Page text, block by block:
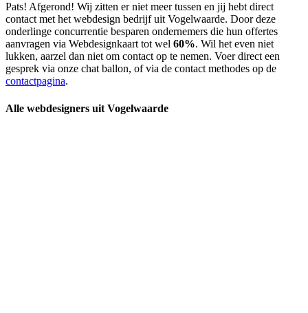
Pats! Afgerond! Wij zitten er niet meer tussen en jij hebt direct
contact met het webdesign bedrijf uit Vogelwaarde. Door deze
onderlinge concurrentie besparen ondernemers die hun offertes
aanvragen via Webdesignkaart tot wel 60%. Wil het even niet
lukken, aarzel dan niet om contact op te nemen. Voer direct een
gesprek via onze chat ballon, of via de contact methodes op de
contactpagina.
Alle webdesigners uit Vogelwaarde